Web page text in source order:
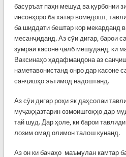
басуръат паҳн мешуд ва қурбонии
инсонҳоро ба хатар вомедошт,
ба шиддати бештар кор мекарданд
месанҷиданд. Аз сӯи дигар, барои
зумраи касоне ҷалб мешуданд, ки
Ваксинаҳо ҳадафмандона аз
наметавонистанд онро дар касоне
санҷишҳо эътимод надоштанд.
Аз сӯи дигар роҳи як даҳсолаи
муҷаҳҳазтарин озмоишгоҳҳо дар
тай шуд. Дар ҳоле, ки барои
лозим омад олимон талош кунанд.
Аз он ки бачаҳо маъмулан камтар